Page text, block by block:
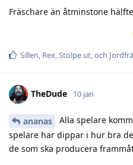
Fräschare än åtminstone
Sillen, Rex,Stolpe ut, och
TheDude 10 jan
ananas
Alla spelare
spelare har dippar i hur bra
de som ska producera